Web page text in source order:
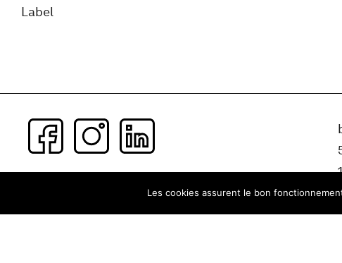
Label
Subscribe to our newsletter
Les cookies assurent le bon